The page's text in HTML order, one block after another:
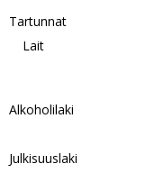
Tartunnat
Lait
Alkoholilaki
Julkisuuslaki